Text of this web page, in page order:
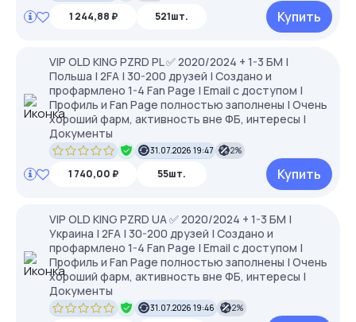
1 244,88 ₽ 521шт. Купить
VIP OLD KING PZRD PL ✅ 2020/2024 + 1-3 БМ |
Польша | 2FA | 30-200 друзей | Создано и
профармлено 1-4 Fan Page | Email с доступом |
Профиль и Fan Page полностью заполнены | Очень
хороший фарм, активность вне ФБ, интересы |
Документы
31.07.2026 19:47 2%
1 740,00 ₽ 55шт. Купить
VIP OLD KING PZRD UA ✅ 2020/2024 + 1-3 БМ |
Украина | 2FA | 30-200 друзей | Создано и
профармлено 1-4 Fan Page | Email с доступом |
Профиль и Fan Page полностью заполнены | Очень
хороший фарм, активность вне ФБ, интересы |
Документы
31.07.2026 19:46 2%